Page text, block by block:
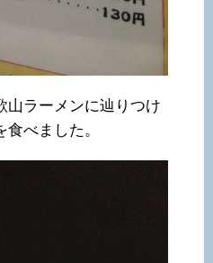
山ラーメンに辿りつけ
べました。